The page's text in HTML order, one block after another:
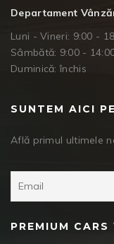
Departament
Luni - Vineri: 9:00 -
Sâmbătă: 9:00 -
Duminică: închis
SUNTEM AICI
Află primul ultimele
PREMIUM CARS